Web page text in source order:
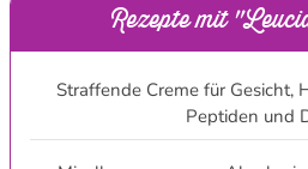
Rezepte mit
Straffende Creme für Gesicht,
Peptiden und